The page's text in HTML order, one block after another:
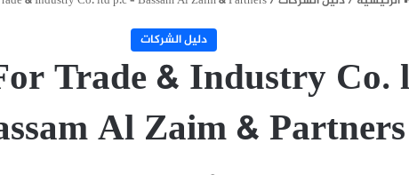
دليل الشركات
Trade & Industry Co.
Al Zaim & Partners